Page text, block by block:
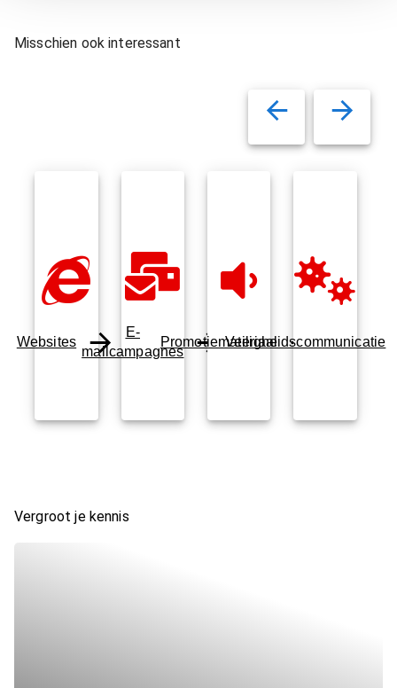
Misschien ook interessant
Websites
E-
mailcampagnes
PromotiemateriaalVeiligheidscommunicatie
Vergroot je kennis